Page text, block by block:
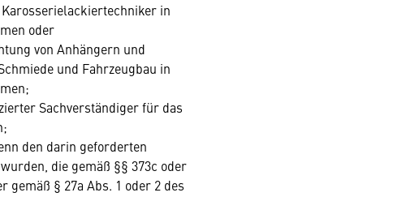
in
oder
von Anhängern und
und Fahrzeugbau in
Sachverständiger für das
den darin geforderten
die gemäß §§ 373c oder
gemäß § 27a Abs. 1 oder 2 des